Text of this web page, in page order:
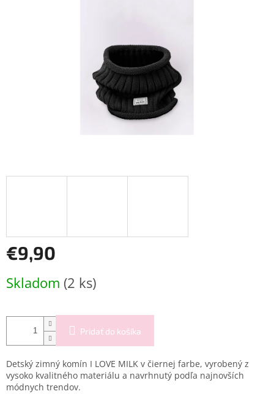
€9,90
cena:
Skladom (2 ks)
Pridať do košíka
Detský zimný komín I LOVE MILK v čiernej farbe, vyrobený z
vysoko kvalitného materiálu a navrhnutý podľa najnovších
módnych trendov.